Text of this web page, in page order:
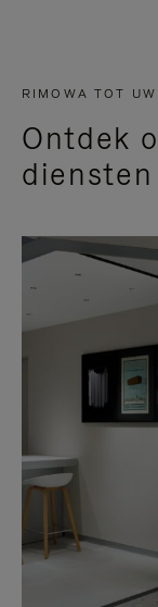
RIMOWA TOT
Ontdek
diensten